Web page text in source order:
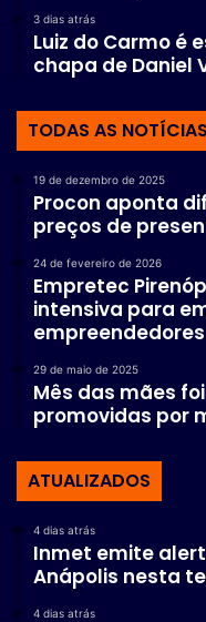
3 dias atrás
Luiz do Carmo é
chapa de Daniel
TODAS AS NOTÍCIAS
19 de dezembro de 2025
Procon aponta
preços de
24 de fevereiro de 2026
Empretec
intensiva para
empreendedores
29 de maio de 2025
Mês das mães
promovidas por
ATUALIZADOS
4 dias atrás
Inmet emite
Anápolis nesta
4 dias atrás